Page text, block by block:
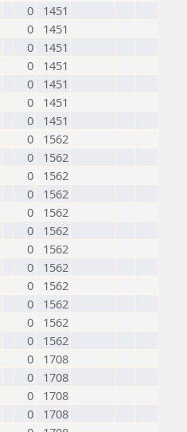
0
1451
0
1451
0
1451
0
1451
0
1451
0
1451
0
1451
0
1562
0
1562
0
1562
0
1562
0
1562
0
1562
0
1562
0
1562
0
1562
0
1562
0
1562
0
1562
0
1708
0
1708
0
1708
0
1708